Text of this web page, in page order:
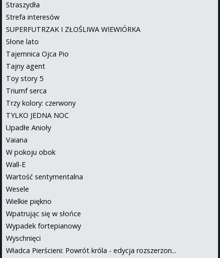
Straszydła
Strefa interesów
SUPERFUTRZAK I ZŁOŚLIWA WIEWIÓRKA
Słone lato
Tajemnica Ojca Pio
Tajny agent
Toy story 5
Triumf serca
Trzy kolory: czerwony
TYLKO JEDNA NOC
Upadłe Anioły
Vaiana
W pokoju obok
Wall-E
Wartość sentymentalna
Wesele
Wielkie piękno
Wpatrując się w słońce
Wypadek fortepianowy
Wyschnięci
Władca Pierścieni: Powrót króla - edycja rozszerzon...